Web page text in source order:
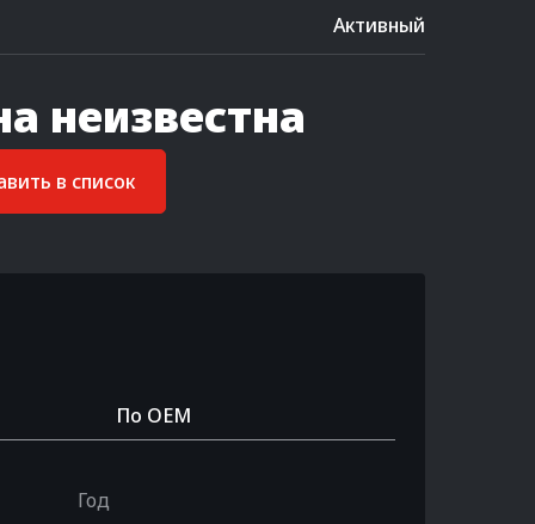
Активный
неизвестна
в список
По OEM
Год